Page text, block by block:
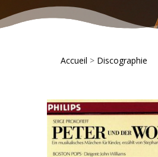
Accueil > Discographie